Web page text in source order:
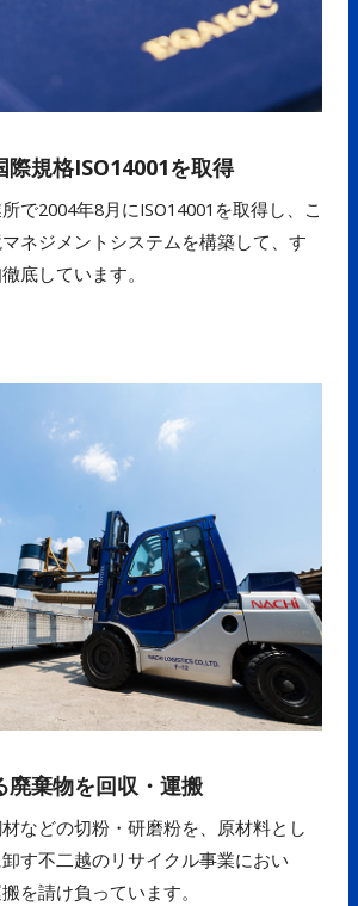
際規格ISO14001を取得
で2004年8月にISO14001を取得し、こ
ネジメントシステムを構築して、す
底しています。
廃棄物を回収・運搬
などの切粉・研磨粉を、原材料とし
す不二越のリサイクル事業におい
を請け負っています。